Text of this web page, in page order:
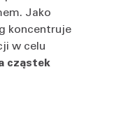
Jako
koncentruje
w celu
cząstek